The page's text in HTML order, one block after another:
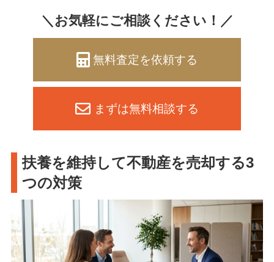
＼お気軽にご相談ください！／
無料査定を依頼する
まずは無料相談する
扶養を維持して不動産を売却する3
つの対策